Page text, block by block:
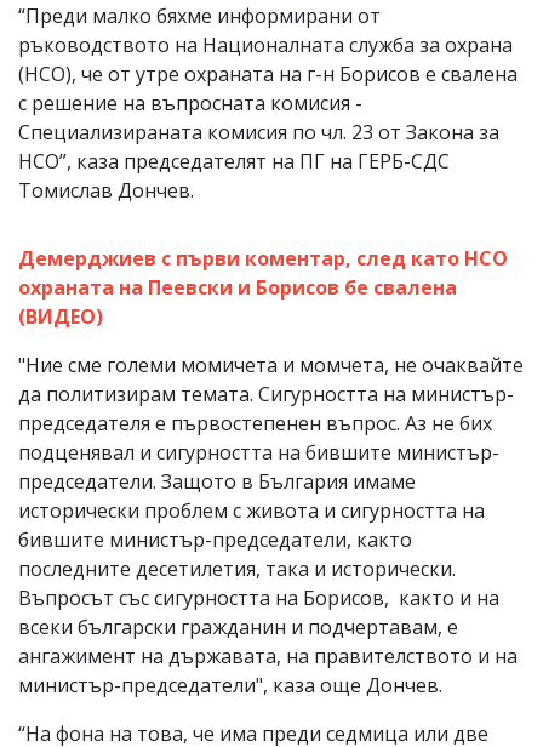
вас
коментар,
моля
сигнализирайте
ни!
“Преди малко бяхме информирани от
ръководството на Националната служба за охрана
(НСО), че от утре охраната на г-н Борисов е свалена
с решение на въпросната комисия -
Специализираната комисия по чл. 23 от Закона за
НСО”, каза председателят на ПГ на ГЕРБ-СДС
Томислав Дончев.
Демерджиев с първи коментар, след като НСО
охраната на Пеевски и Борисов бе свалена
(ВИДЕО)
"Ние сме големи момичета и момчета, не очаквайте
да политизирам темата. Сигурността на министър-
председателя е първостепенен въпрос. Аз не бих
подценявал и сигурността на бившите министър-
председатели. Защото в България имаме
исторически проблем с живота и сигурността на
бившите министър-председатели, както
последните десетилетия, така и исторически.
Въпросът със сигурността на Борисов, както и на
всеки български гражданин и подчертавам, е
ангажимент на държавата, на правителството и на
министър-председатели", каза още Дончев.
“На фона на това, че има преди седмица или две